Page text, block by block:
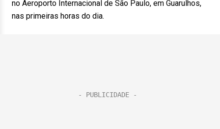
no Aeroporto Internacional de São Paulo, em Guarulhos,
nas primeiras horas do dia.